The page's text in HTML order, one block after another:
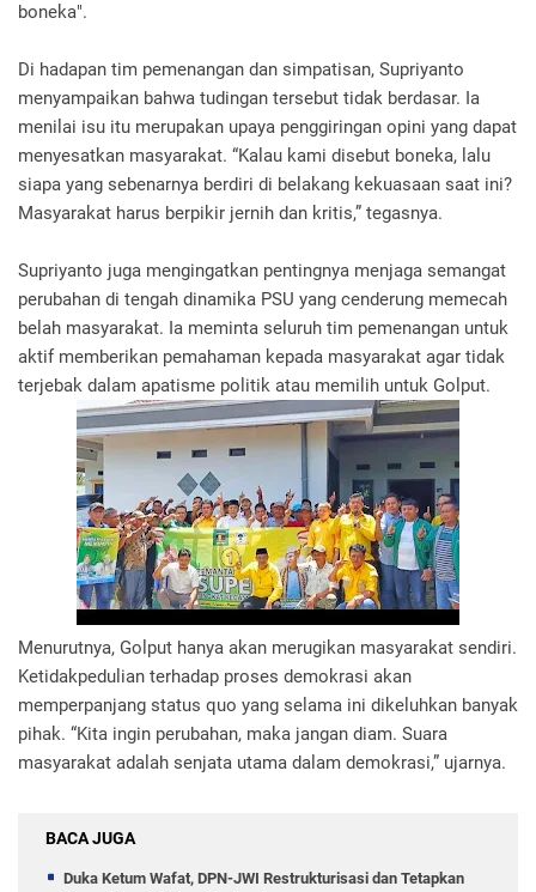
boneka".
Di hadapan tim pemenangan dan simpatisan, Supriyanto
menyampaikan bahwa tudingan tersebut tidak berdasar. Ia
menilai isu itu merupakan upaya penggiringan opini yang dapat
menyesatkan masyarakat. “Kalau kami disebut boneka, lalu
siapa yang sebenarnya berdiri di belakang kekuasaan saat ini?
Masyarakat harus berpikir jernih dan kritis,” tegasnya.
Supriyanto juga mengingatkan pentingnya menjaga semangat
perubahan di tengah dinamika PSU yang cenderung memecah
belah masyarakat. Ia meminta seluruh tim pemenangan untuk
aktif memberikan pemahaman kepada masyarakat agar tidak
terjebak dalam apatisme politik atau memilih untuk Golput.
Menurutnya, Golput hanya akan merugikan masyarakat sendiri.
Ketidakpedulian terhadap proses demokrasi akan
memperpanjang status quo yang selama ini dikeluhkan banyak
pihak. “Kita ingin perubahan, maka jangan diam. Suara
masyarakat adalah senjata utama dalam demokrasi,” ujarnya.
BACA JUGA
Duka Ketum Wafat, DPN-JWI Restrukturisasi dan Tetapkan